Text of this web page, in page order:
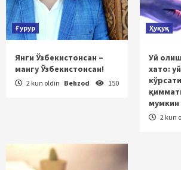
Ғурур
Янги Ўзбекистонсан –
мангу Ўзбекистонсан!
2 kun oldin Behzod 150
Ҳуқуқ
Уй
хато:
мумкин
2 kun